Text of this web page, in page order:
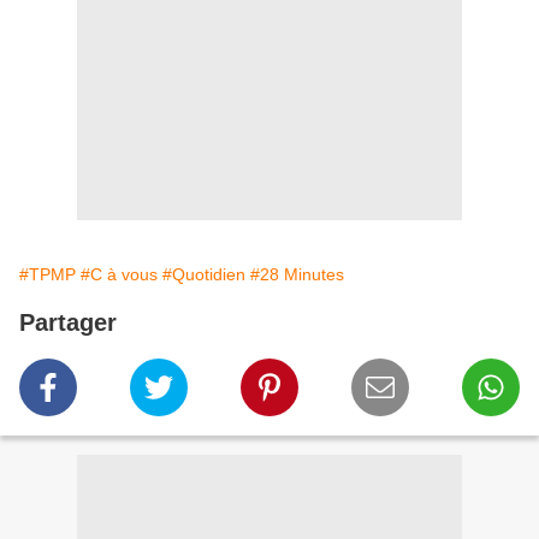
#TPMP #C à vous #Quotidien #28 Minutes
Partager